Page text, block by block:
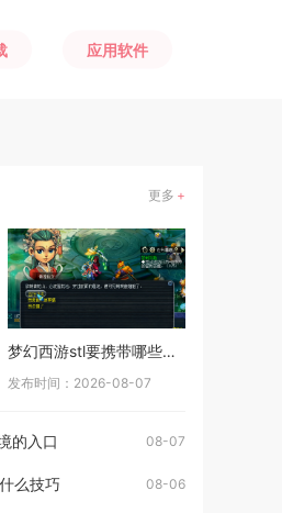
应用软件
更多
梦幻西游stl要携带哪些物品
发布时间：2026-08-07
的入口 08-07
么技巧 08-06